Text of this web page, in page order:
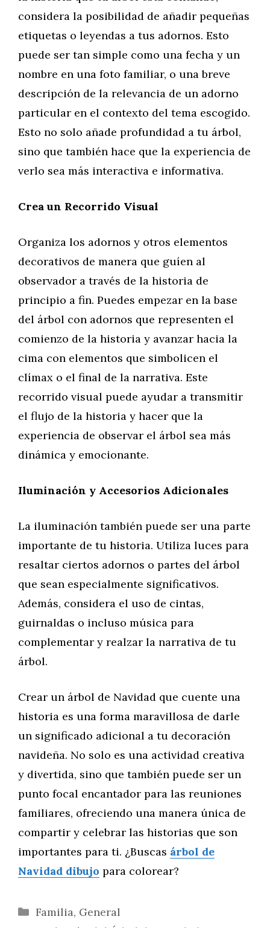
considera la posibilidad de añadir pequeñas
etiquetas o leyendas a tus adornos. Esto
puede ser tan simple como una fecha y un
nombre en una foto familiar, o una breve
descripción de la relevancia de un adorno
particular en el contexto del tema escogido.
Esto no solo añade profundidad a tu árbol,
sino que también hace que la experiencia de
verlo sea más interactiva e informativa.
Crea un Recorrido Visual
Organiza los adornos y otros elementos
decorativos de manera que guíen al
observador a través de la historia de
principio a fin. Puedes empezar en la base
del árbol con adornos que representen el
comienzo de la historia y avanzar hacia la
cima con elementos que simbolicen el
clímax o el final de la narrativa. Este
recorrido visual puede ayudar a transmitir
el flujo de la historia y hacer que la
experiencia de observar el árbol sea más
dinámica y emocionante.
Iluminación y Accesorios Adicionales
La iluminación también puede ser una parte
importante de tu historia. Utiliza luces para
resaltar ciertos adornos o partes del árbol
que sean especialmente significativos.
Además, considera el uso de cintas,
guirnaldas o incluso música para
complementar y realzar la narrativa de tu
árbol.
Crear un árbol de Navidad que cuente una
historia es una forma maravillosa de darle
un significado adicional a tu decoración
navideña. No solo es una actividad creativa
y divertida, sino que también puede ser un
punto focal encantador para las reuniones
familiares, ofreciendo una manera única de
compartir y celebrar las historias que son
importantes para ti. ¿Buscas árbol de
Navidad dibujo para colorear?
Categorías
Familia, General